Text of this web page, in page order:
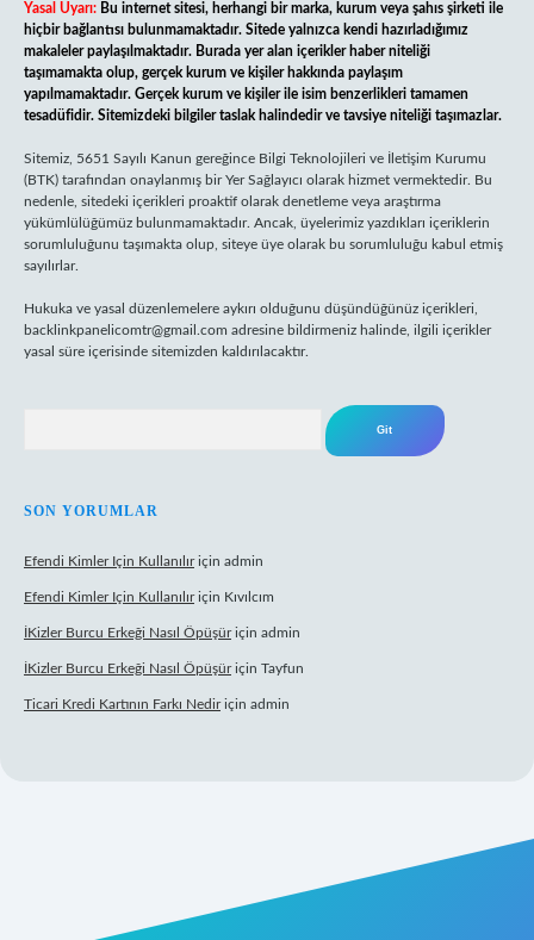
Yasal Uyarı: Bu internet sitesi, herhangi bir marka, kurum veya şahıs şirketi ile
hiçbir bağlantısı bulunmamaktadır. Sitede yalnızca kendi hazırladığımız
makaleler paylaşılmaktadır. Burada yer alan içerikler haber niteliği
taşımamakta olup, gerçek kurum ve kişiler hakkında paylaşım
yapılmamaktadır. Gerçek kurum ve kişiler ile isim benzerlikleri tamamen
tesadüfidir. Sitemizdeki bilgiler taslak halindedir ve tavsiye niteliği taşımazlar.
Sitemiz, 5651 Sayılı Kanun gereğince Bilgi Teknolojileri ve İletişim Kurumu
(BTK) tarafından onaylanmış bir Yer Sağlayıcı olarak hizmet vermektedir. Bu
nedenle, sitedeki içerikleri proaktif olarak denetleme veya araştırma
yükümlülüğümüz bulunmamaktadır. Ancak, üyelerimiz yazdıkları içeriklerin
sorumluluğunu taşımakta olup, siteye üye olarak bu sorumluluğu kabul etmiş
sayılırlar.
Hukuka ve yasal düzenlemelere aykırı olduğunu düşündüğünüz içerikleri,
backlinkpanelicomtr@gmail.com adresine bildirmeniz halinde, ilgili içerikler
yasal süre içerisinde sitemizden kaldırılacaktır.
SON YORUMLAR
Efendi Kimler Için Kullanılıriçin admin
Efendi Kimler Için Kullanılıriçin Kıvılcım
İKizler Burcu Erkeği Nasıl Öpüşüriçin admin
İKizler Burcu Erkeği Nasıl Öpüşüriçin Tayfun
Ticari Kredi Kartının Farkı Nediriçin admin